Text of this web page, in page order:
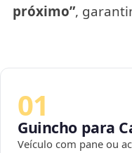
próximo”,
01
Guincho para
Veículo com pane ou